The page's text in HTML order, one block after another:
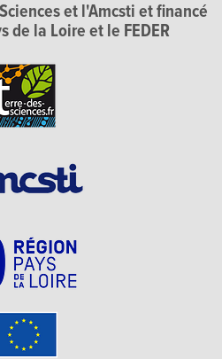
et l'Amcsti et financé
de la Loire et le FEDER